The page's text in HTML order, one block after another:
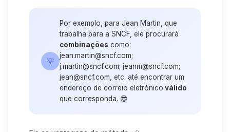
💡
Por exemplo, para Jean Martin, que
trabalha para a SNCF, ele procurará
combinações como:
jean.martin@sncf.com;
j.martin@sncf.com; jeanm@sncf.com;
jean@sncf.com, etc. até encontrar um
endereço de correio eletrónico válido
que corresponda. 😎